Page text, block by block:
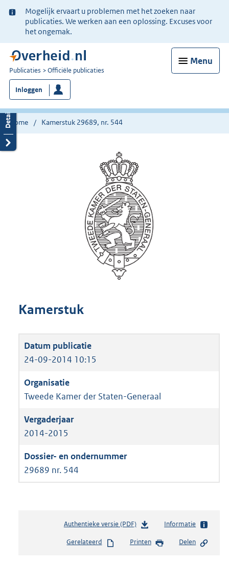
Ter
informatie:
Mogelijk ervaart u problemen met het zoeken naar
publicaties. We werken aan een oplossing. Excuses voor
het ongemak.
Menu
U
bent
nu
hier:
Publicaties Officiële publicaties
Inloggen
Home Kamerstuk 29689, nr. 544
Kamerstuk
24-09-2014 10:15
Tweede Kamer der Staten-Generaal
2014-2015
29689 nr. 544
Authentieke versie (PDF)b
s
Informatie
Gerelateerd Printen Delen